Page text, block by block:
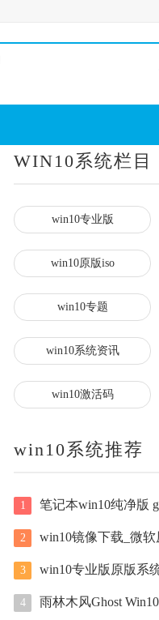
WIN10系统栏目
win10专业版
win10原版iso
win10专题
win10系统资讯
win10激活码
win10系统推荐
1 笔记本win10纯净版
2 win10镜像下载_微软
3 win10专业版原版系统iso
4 雨林木风Ghost